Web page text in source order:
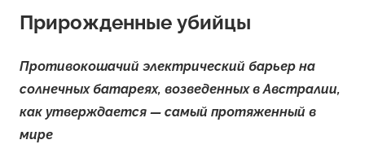
Прирожденные убийцы
Противокошачий электрический барьер на
солнечных батареях, возведенных в Австралии,
как утверждается — самый протяженный в
мире